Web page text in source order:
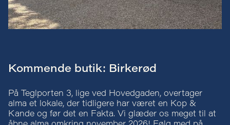
Kommende butik: Birkerød
På Teglporten 3, lige ved Hovedgaden, overtager
alma et lokale, der tidligere har været en Kop &
Kande og før det en Fakta. Vi glæder os meget til at